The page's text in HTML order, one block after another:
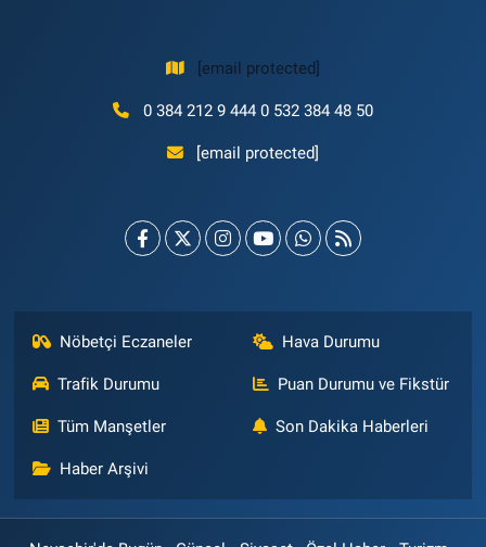
[email protected]
0 384 212 9 444 0 532 384 48 50
[email protected]
Nöbetçi Eczaneler Hava Durumu
Trafik Durumu Puan Durumu ve Fikstür
Tüm Manşetler Son Dakika Haberleri
Haber Arşivi